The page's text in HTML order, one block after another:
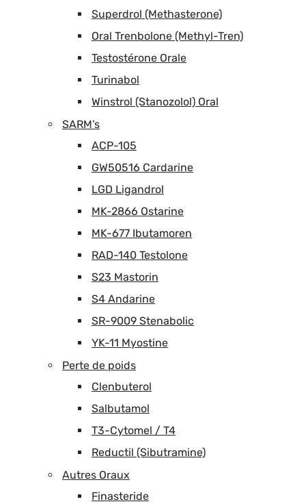
Superdrol (Methasterone)
Oral Trenbolone (Methyl-Tren)
Testostérone Orale
Turinabol
Winstrol (Stanozolol) Oral
SARM’s
ACP-105
GW50516 Cardarine
LGD Ligandrol
MK-2866 Ostarine
MK-677 Ibutamoren
RAD-140 Testolone
S23 Mastorin
S4 Andarine
SR-9009 Stenabolic
YK-11 Myostine
Perte de poids
Clenbuterol
Salbutamol
T3-Cytomel / T4
Reductil (Sibutramine)
Autres Oraux
Finasteride